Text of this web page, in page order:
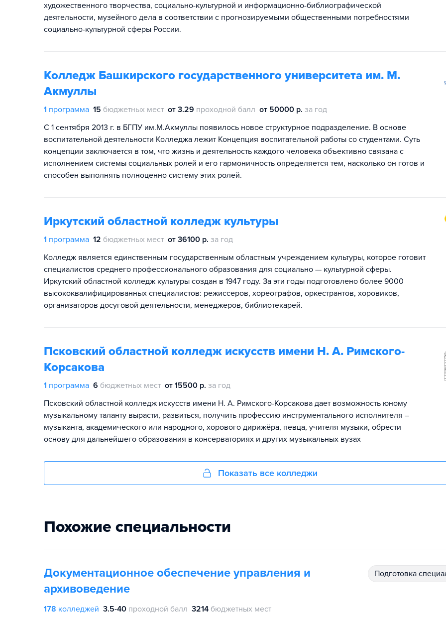
художественного творчества, социально-культурной и информационно-библиографической
деятельности, музейного дела в соответствии с прогнозируемыми общественными потребностями
социально-культурной сферы России.
Колледж Башкирского государственного университета им. М.
Акмуллы
1 программа 15 бюджетных мест от 3.29 проходной балл от 50000 р. за год
С 1 сентября 2013 г. в БГПУ им.М.Акмуллы появилось новое структурное подразделение. В основе
воспитательной деятельности Колледжа лежит Концепция воспитательной работы со студентами. Суть
концепции заключается в том, что жизнь и деятельность каждого человека объективно связана с
исполнением системы социальных ролей и его гармоничность определяется тем, насколько он готов и
способен выполнять полноценно систему этих ролей.
Иркутский областной колледж культуры
1 программа 12 бюджетных мест от 36100 р. за год
Колледж является единственным государственным областным учреждением культуры, которое готовит
специалистов среднего профессионального образования для социально — культурной сферы.
Иркутский областной колледж культуры создан в 1947 году. За эти годы подготовлено более 9000
высококвалифицированных специалистов: режиссеров, хореографов, оркестрантов, хоровиков,
организаторов досуговой деятельности, менеджеров, библиотекарей.
Псковский областной колледж искусств имени Н. А. Римского-
Корсакова
1 программа 6 бюджетных мест от 15500 р. за год
Псковский областной колледж искусств имени Н. А. Римского-Корсакова дает возможность юному
музыкальному таланту вырасти, развиться, получить профессию инструментального исполнителя –
музыканта, академического или народного, хорового дирижёра, певца, учителя музыки, обрести
основу для дальнейшего образования в консерваториях и других музыкальных вузах
Показать все колледжи
Похожие специальности
Документационное обеспечение управления и
архивоведение
подготовка
178 колледжей 3.5-40 проходной балл 3214 бюджетных мест